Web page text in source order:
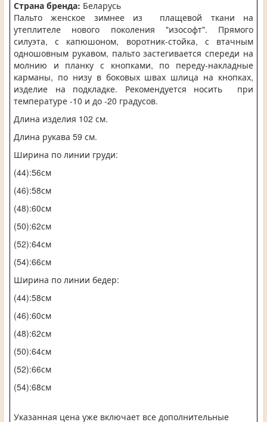
Страна бренда: Беларусь
Пальто женское зимнее из плащевой ткани на
утеплителе нового поколения "изософт". Прямого
силуэта, с капюшоном, воротник-стойка, с втачным
одношовным рукавом, пальто застегивается спереди на
молнию и планку с кнопками, по переду-накладные
карманы, по низу в боковых швах шлица на кнопках,
изделие на подкладке. Рекомендуется носить при
температуре -10 и до -20 градусов.
Длина изделия 102 см.
Длина рукава 59 см.
Ширина по линии груди:
(44):56см
(46):58см
(48):60см
(50):62см
(52):64см
(54):66см
Ширина по линии бедер:
(44):58см
(46):60см
(48):62см
(50):64см
(52):66см
(54):68см
Указанная цена уже включает все дополнительные